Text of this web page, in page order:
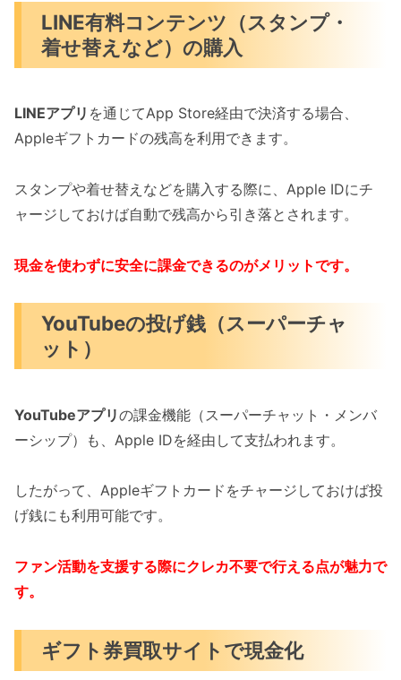
LINE有料コンテンツ（スタンプ・
着せ替えなど）の購入
LINEアプリ を通じてApp Store経由で決済する場合、
Appleギフトカードの残高を利用できます。
スタンプや着せ替えなどを購入する際に、Apple IDにチ
ャージしておけば自動で残高から引き落とされます。
現金を使わずに安全に課金できるのがメリットです。
YouTubeの投げ銭（スーパーチャ
ット）
YouTubeアプリの課金機能（スーパーチャット・メンバ
ーシップ）も、Apple IDを経由して支払われます。
したがって、Appleギフトカードをチャージしておけば投
げ銭にも利用可能です。
ファン活動を支援する際にクレカ不要で行える点が魅力で
す。
ギフト券買取サイトで現金化